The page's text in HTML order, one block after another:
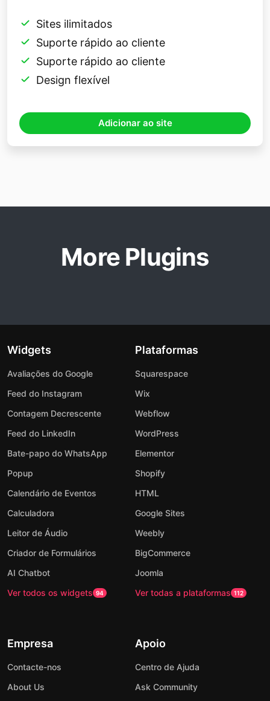
Sites ilimitados
Suporte rápido ao cliente
Suporte rápido ao cliente
Design flexível
Adicionar ao site
More Plugins
Widgets
Avaliações do Google
Feed do Instagram
Contagem Decrescente
Feed do LinkedIn
Bate-papo do WhatsApp
Popup
Calendário de Eventos
Calculadora
Leitor de Áudio
Criador de Formulários
AI Chatbot
Ver todos os widgets 94
Plataformas
Squarespace
Wix
Webflow
WordPress
Elementor
Shopify
HTML
Google Sites
Weebly
BigCommerce
Joomla
Ver todas a plataformas 112
Empresa
Contacte-nos
About Us
Apoio
Centro de Ajuda
Ask Community